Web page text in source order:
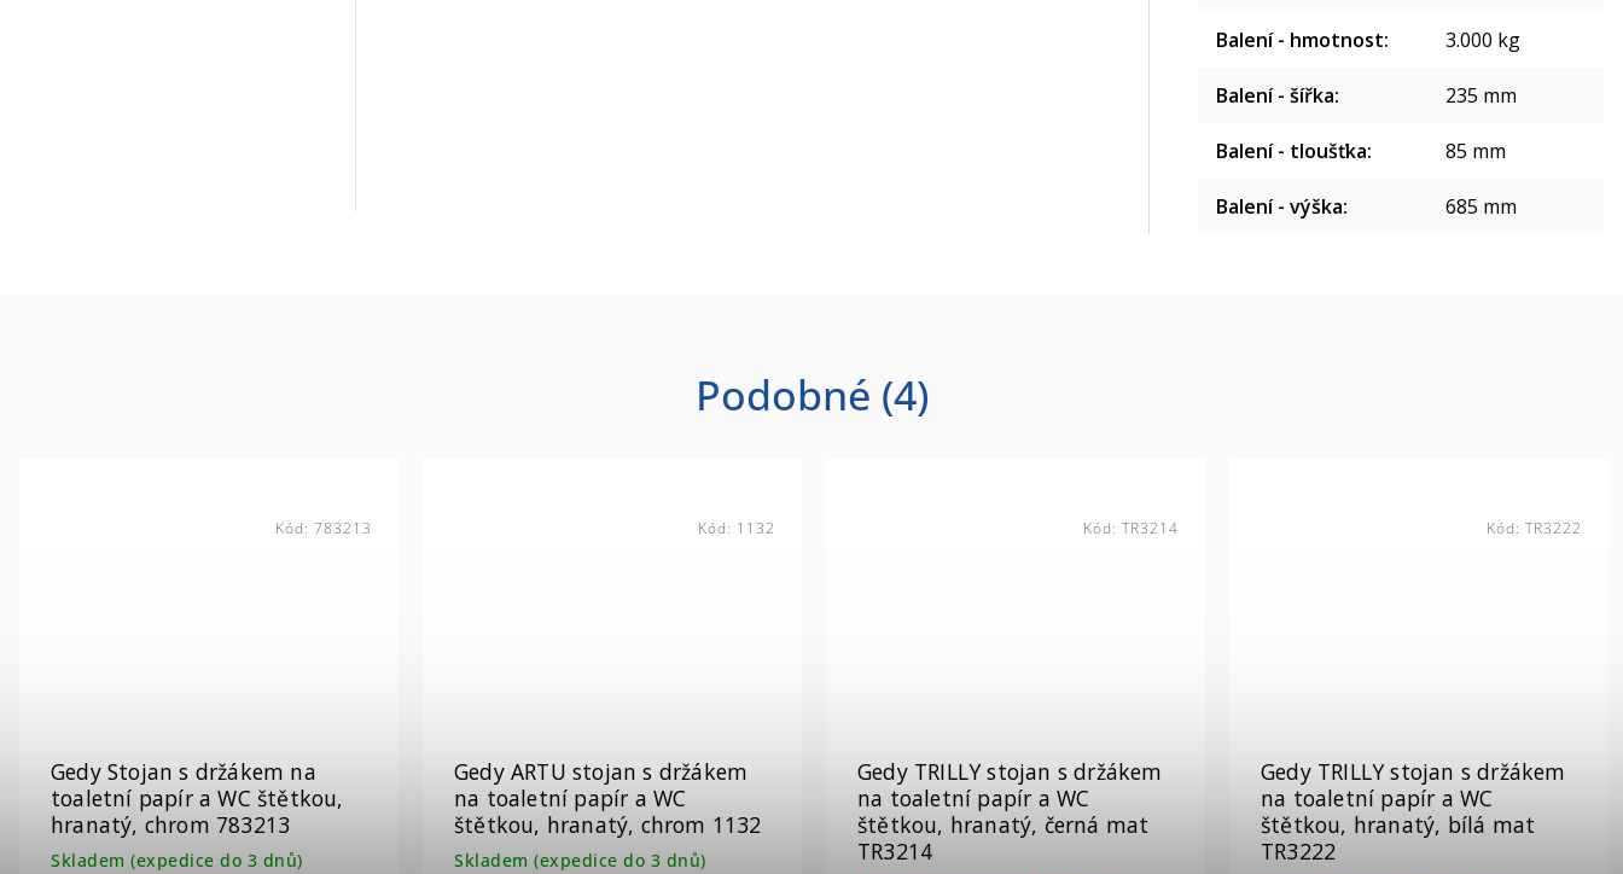
Balení - hmotnost: 3.000 kg
Balení - šířka: 235 mm
Balení - tloušťka: 85 mm
Balení - výška: 685 mm
Podobné (4)
Gedy Stojan s držákem na
toaletní papír a WC štětkou,
hranatý, chrom 783213
Skladem (expedice do 3 dnů)
Kód: 783213
Gedy ARTU stojan s držákem
na toaletní papír a WC
štětkou, hranatý, chrom 1132
Skladem (expedice do 3 dnů)
Kód: 1132
Gedy TRILLY stojan s držákem
na toaletní papír a WC
štětkou, hranatý, černá mat
TR3214
Kód: TR3214
Gedy TRILLY stojan s držákem
na toaletní papír a WC
štětkou, hranatý, bílá mat
TR3222
Kód: TR3222